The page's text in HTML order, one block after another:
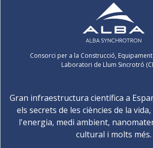
Consorci per a la Construcció,
Laboratori de Llum Sincrotró
Gran infraestructura científica a
els secrets de les ciències de la
l'energia, medi ambient,
cultural i molts més.